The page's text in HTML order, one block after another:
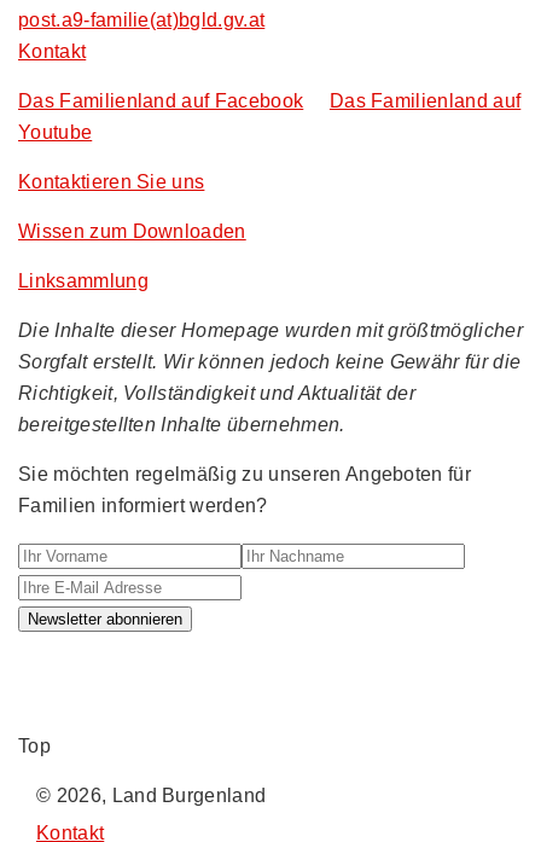
post.a9-familie(at)bgld.gv.at
Kontakt
Das Familienland auf Facebook
Das Familienland auf
Youtube
Kontaktieren Sie uns
Wissen zum Downloaden
Linksammlung
Die Inhalte dieser Homepage wurden mit größtmöglicher
Sorgfalt erstellt. Wir können jedoch keine Gewähr für die
Richtigkeit, Vollständigkeit und Aktualität der
bereitgestellten Inhalte übernehmen.
Sie möchten regelmäßig zu unseren Angeboten für
Familien informiert werden?
Ihr Vorname Ihr Nachname
Newsletter abonnieren
Top
© 2026, Land Burgenland
Kontakt